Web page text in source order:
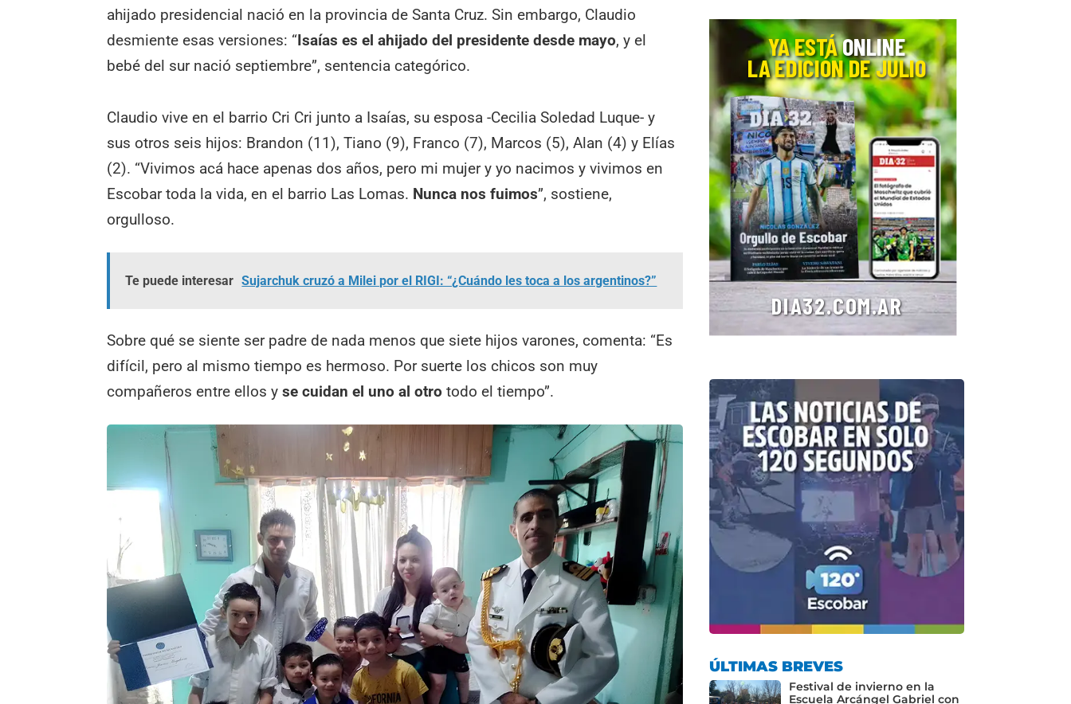
ahijado presidencial nació en la provincia de Santa Cruz. Sin embargo, Claudio
desmiente esas versiones: “Isaías es el ahijado del presidente desde mayo, y el
bebé del sur nació septiembre”, sentencia categórico.
Claudio vive en el barrio Cri Cri junto a Isaías, su esposa -Cecilia Soledad Luque- y
sus otros seis hijos: Brandon (11), Tiano (9), Franco (7), Marcos (5), Alan (4) y Elías
(2). “Vivimos acá hace apenas dos años, pero mi mujer y yo nacimos y vivimos en
Escobar toda la vida, en el barrio Las Lomas. Nunca nos fuimos”, sostiene,
orgulloso.
Te puede interesar Sujarchuk cruzó a Milei por el RIGI: “¿Cuándo les toca a los argentinos?”
Sobre qué se siente ser padre de nada menos que siete hijos varones, comenta: “Es
difícil, pero al mismo tiempo es hermoso. Por suerte los chicos son muy
compañeros entre ellos yse cuidan el uno al otro todo el tiempo”.
ÚLTIMAS BREVES
Festival de invierno en la
Escuela Arcángel Gabriel con